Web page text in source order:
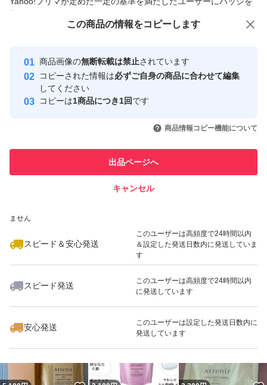
付与しています
安心取引出品者
心・安全なユーザーです
取引実績
引を完了させた実績があります
での取引実績があります
ません
スピード＆安心発送
このユーザーは高頻度で24時間以内
＆設定した発送日数内に発送していま
す
スピード発送
このユーザーは高頻度で24時間以内
に発送しています
安心発送
このユーザーは設定した発送日数内に
発送しています
この商品の情報をコピーします
商品画像の無断転載は禁止されています
コピーされた情報は必ずご自身の商品に合わせて編集
してください
コピーは1商品につき1回です
商品情報コピー機能について
出品ページへ
キャンセル
この商品をみている人にオススメ
いいね！
3,100